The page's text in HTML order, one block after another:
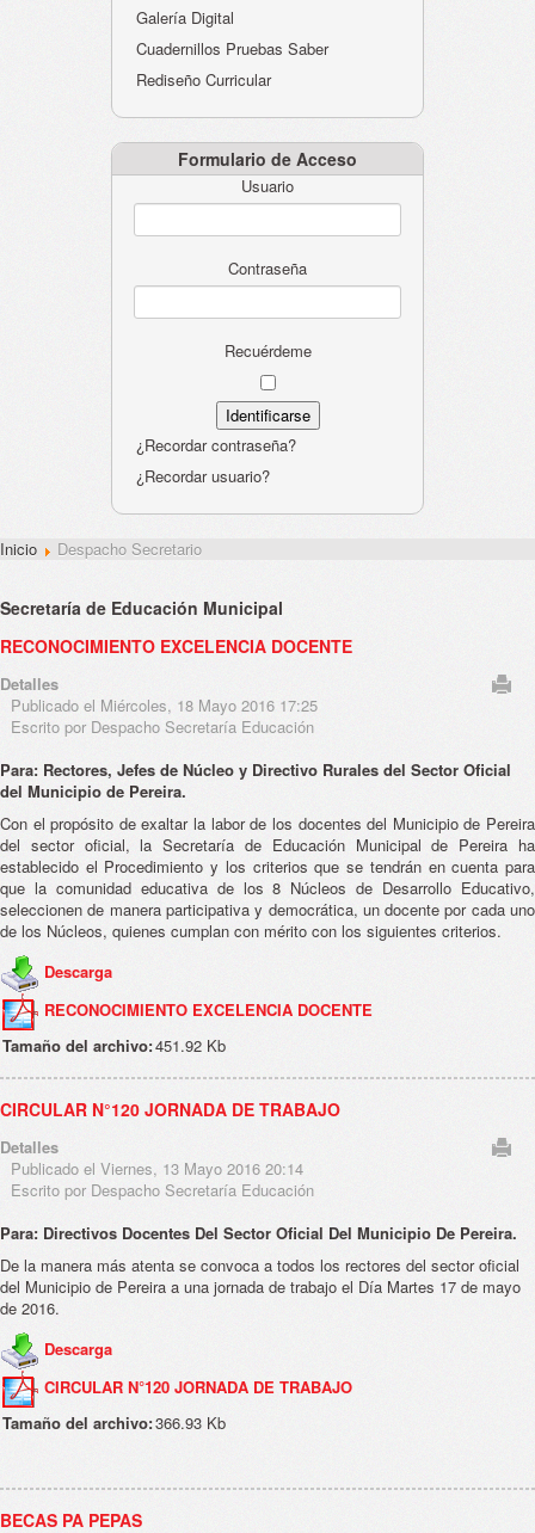
Galería Digital
Cuadernillos Pruebas Saber
Rediseño Curricular
Formulario de Acceso
Usuario
Contraseña
Recuérdeme
¿Recordar contraseña?
¿Recordar usuario?
Inicio Despacho Secretario
Secretaría de Educación Municipal
RECONOCIMIENTO EXCELENCIA DOCENTE
Detalles
Publicado el Miércoles, 18 Mayo 2016 17:25
Escrito por Despacho Secretaría Educación
Para: Rectores, Jefes de Núcleo y Directivo Rurales del Sector Oficial
del Municipio de Pereira.
Con el propósito de exaltar la labor de los docentes del Municipio de Pereira
del sector oficial, la Secretaría de Educación Municipal de Pereira ha
establecido el Procedimiento y los criterios que se tendrán en cuenta para
que la comunidad educativa de los 8 Núcleos de Desarrollo Educativo,
seleccionen de manera participativa y democrática, un docente por cada uno
de los Núcleos, quienes cumplan con mérito con los siguientes criterios.
Descarga
RECONOCIMIENTO EXCELENCIA DOCENTE
Tamaño del archivo:451.92 Kb
CIRCULAR N°120 JORNADA DE TRABAJO
Detalles
Publicado el Viernes, 13 Mayo 2016 20:14
Escrito por Despacho Secretaría Educación
Para: Directivos Docentes Del Sector Oficial Del Municipio De Pereira.
De la manera más atenta se convoca a todos los rectores del sector oficial
del Municipio de Pereira a una jornada de trabajo el Día Martes 17 de mayo
de 2016.
Descarga
CIRCULAR N°120 JORNADA DE TRABAJO
Tamaño del archivo:366.93 Kb
BECAS PA PEPAS